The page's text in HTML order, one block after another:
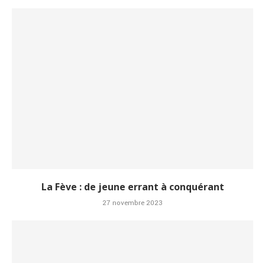
La Fève : de jeune errant à conquérant
27 novembre 2023